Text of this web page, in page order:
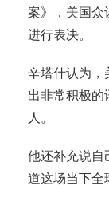
案》，美国众
进行表决。
辛塔什认为，
出非常积极
人。
他还补充说自
道这场当下全